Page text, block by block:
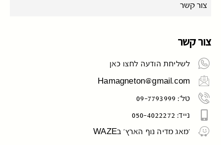
צור קשר
צור קשר
לשליחת הודעה לחצו כאן
Hamagneton@gmail.com
טל': 09-7793999
נייד: 050-4022272
'מאג מדיה נוף הארץ' בWAZE